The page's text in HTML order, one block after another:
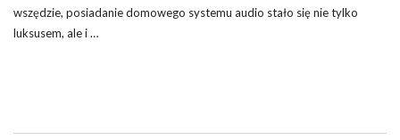
wszędzie, posiadanie domowego systemu audio stało się nie tylko
luksusem, ale i …